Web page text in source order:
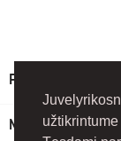
PREKĖS
MŪSŲ ĮMONĖ